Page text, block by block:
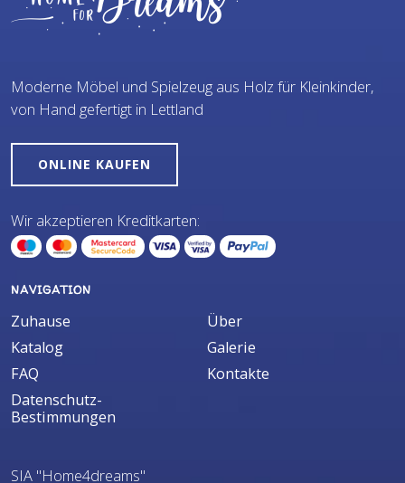
Moderne Möbel und Spielzeug aus Holz für Kleinkinder,
von Hand gefertigt in Lettland
ONLINE KAUFEN
Wir akzeptieren Kreditkarten:
NAVIGATION
Zuhause
Über
Katalog
Galerie
FAQ
Kontakte
Datenschutz-
Bestimmungen
SIA "Home4dreams"